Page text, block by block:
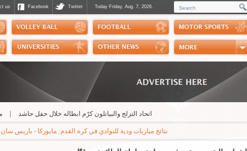
us Facebook Twitter Today Friday, Aug. 7, 2026.
Polls
Scores
Handball
منتخب | اتحاد التزلج والبياتلون كرّم ابطاله خلال حفل حاشد
نتائج مباريات ودية للنوادي في كرة القدم: مايوركا - باريس سان جيرمان 3-0 * ريال بيتيس - ارسنال 3-1 * نابولي - اوساسونا 2-1 * جوفنتوس - تشيلسي 1-0 * مانشستر سيتي - نجوم الدوري الكوري 3-1 * ميلان -